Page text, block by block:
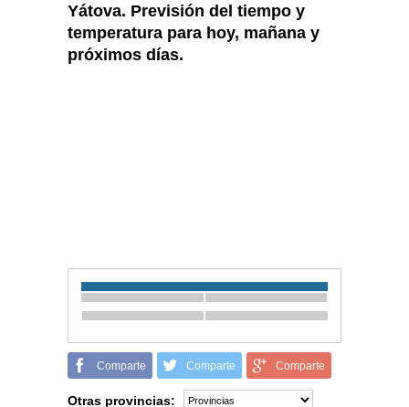
Yátova. Previsión del tiempo y
temperatura para hoy, mañana y
próximos días.
Comparte Comparte Comparte
Otras provincias: